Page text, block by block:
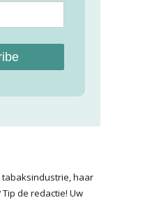
haar
de redactie! Uw